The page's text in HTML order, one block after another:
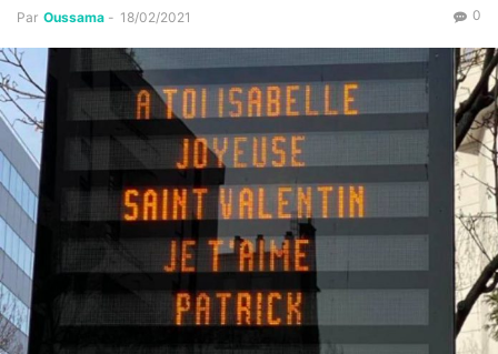
Par Oussama - 18/02/2021 0